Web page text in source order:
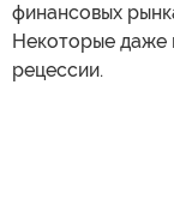
финансовых
Некоторые даже
рецессии.